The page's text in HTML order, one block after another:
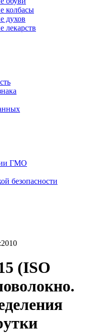
колбасы
духов
лекарств
ГМО
безопасности
(ISO